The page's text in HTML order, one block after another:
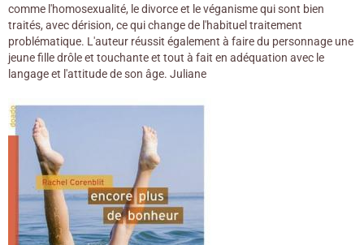
comme l'homosexualité, le divorce et le véganisme qui sont bien
traités, avec dérision, ce qui change de l'habituel traitement
problématique. L'auteur réussit également à faire du personnage une
jeune fille drôle et touchante et tout à fait en adéquation avec le
langage et l'attitude de son âge. Juliane